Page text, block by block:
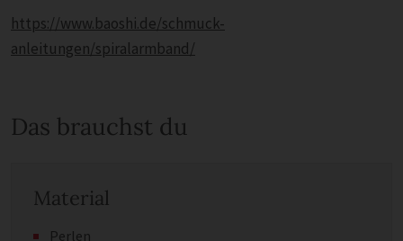
https://www.baoshi.de/schmuck-
anleitungen/spiralarmband/
Das brauchst du
Material
Perlen